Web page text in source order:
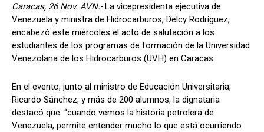
Caracas, 26 Nov. AVN.-La vicepresidenta ejecutiva de
Venezuela y ministra de Hidrocarburos, Delcy Rodríguez,
encabezó este miércoles el acto de salutación a los
estudiantes de los programas de formación de la Universidad
Venezolana de los Hidrocarburos (UVH) en Caracas.
En el evento, junto al ministro de Educación Universitaria,
Ricardo Sánchez, y más de 200 alumnos, la dignataria
destacó que: “cuando vemos la historia petrolera de
Venezuela, permite entender mucho lo que está ocurriendo